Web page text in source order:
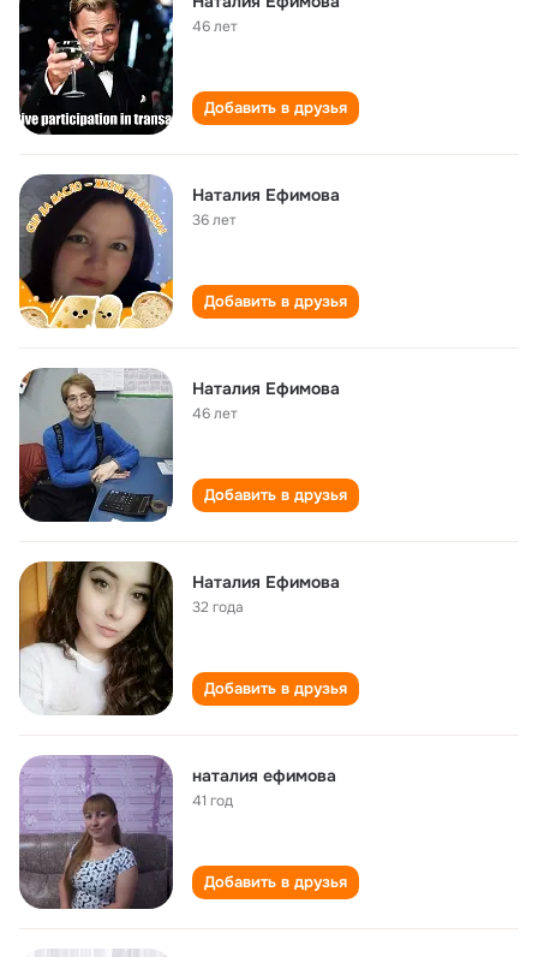
46 лет
Добавить в друзья
Наталия Ефимова
36 лет
Добавить в друзья
Наталия Ефимова
46 лет
Добавить в друзья
Наталия Ефимова
32 года
Добавить в друзья
наталия ефимова
41 год
Добавить в друзья